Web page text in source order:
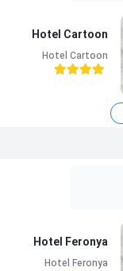
Hotel Cartoon
Hotel Cartoon
Hotel Feronya
Hotel Feronya